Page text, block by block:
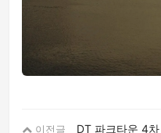
이전글
DT 파크타운 4